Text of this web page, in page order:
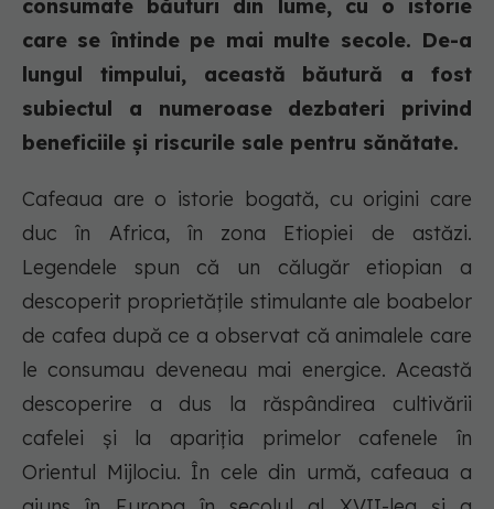
consumate băuturi din lume, cu o istorie
care se întinde pe mai multe secole. De-a
lungul timpului, această băutură a fost
subiectul a numeroase dezbateri privind
beneficiile și riscurile sale pentru sănătate.
Cafeaua are o istorie bogată, cu origini care
duc în Africa, în zona Etiopiei de astăzi.
Legendele spun că un călugăr etiopian a
descoperit proprietățile stimulante ale boabelor
de cafea după ce a observat că animalele care
le consumau deveneau mai energice. Această
descoperire a dus la răspândirea cultivării
cafelei și la apariția primelor cafenele în
Orientul Mijlociu. În cele din urmă, cafeaua a